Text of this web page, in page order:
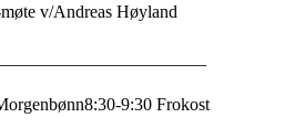
v/Andreas Høyland
8:30-9:30 Frokost